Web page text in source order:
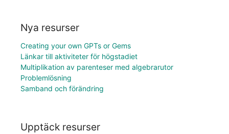
Nya resurser
Creating your own GPTs or Gems
Länkar till aktiviteter för högstadiet
Multiplikation av parenteser med algebrarutor
Problemlösning
Samband och förändring
Upptäck resurser